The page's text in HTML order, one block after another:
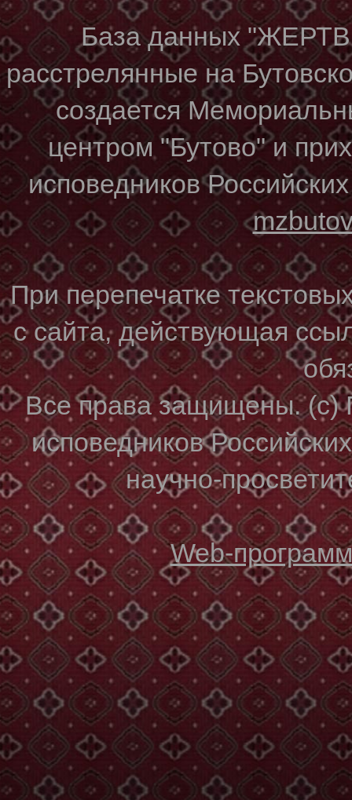
База данных
расстрелянные на
создается
центром "Бутово" и
исповедников
При перепечатке
с сайта, действующая
Все права защищены. (с)
исповедников
научно-
Web-